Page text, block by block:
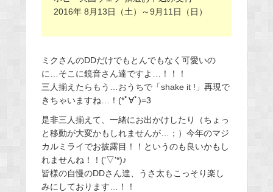
2016年 8月13日（土）～9月11日（日）
ミクさんのDDだけでもとんでもなく可愛いの
に…そこに鏡音さん達ですよ…！！！
三人揃えたらもう…おうちで「shake it !」再現で
きちゃいますね…！(*ﾟ∀ﾟ)=3
是非三人揃えて、一緒にお出かけしたり（ちょっ
と移動が大変かもしれませんが…；）今年のマジ
カルミライでお披露目！！というのも良いかもし
れませんね！！('▽'*)♪
皆様の自慢のDDさん達、うさ太もこっそり楽し
みにしております…！！